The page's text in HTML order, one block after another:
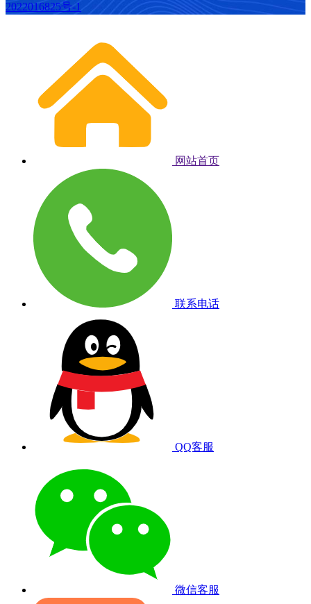
2022016825号-1
网站首页
联系电话
QQ客服
微信客服